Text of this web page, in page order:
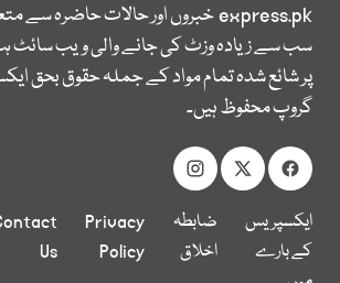
express.pkخبروں اور حالات حاضرہ سے
سب سے زیادہ وزٹ کی جانے والی ویب
پر شائع شدہ تمام مواد کے جملہ حقوق بحق
گروپ محفوظ ہیں۔
ایکسپریس
کے بارے
ضابطہ
اخلاق
Privacy
Policy
Us